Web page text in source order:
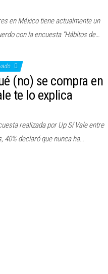
en México tiene actualmente un
con la encuesta “Hábitos de…
(no) se compra en
te lo explica
realizada por Up Sí Vale entre
40% declaró que nunca ha…